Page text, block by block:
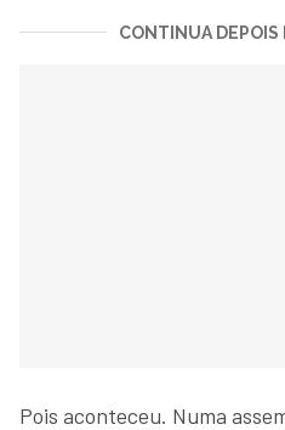
CONTINUA DEPOIS
Pois aconteceu. Numa